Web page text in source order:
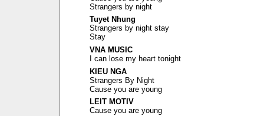
Strangers by night
Tuyet Nhung
Strangers by night stay
Stay
VNA MUSIC
I can lose my heart tonight
KIEU NGA
Strangers By Night
Cause you are young
LEIT MOTIV
Cause you are young